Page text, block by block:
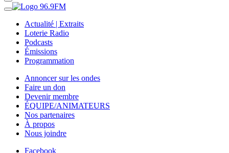
Actualité | Extraits
Loterie Radio
Podcasts
Émissions
Programmation
Annoncer sur les ondes
Faire un don
Devenir membre
ÉQUIPE/ANIMATEURS
Nos partenaires
À propos
Nous joindre
Facebook